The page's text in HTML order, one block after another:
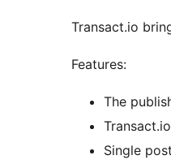
Features:
The
Single